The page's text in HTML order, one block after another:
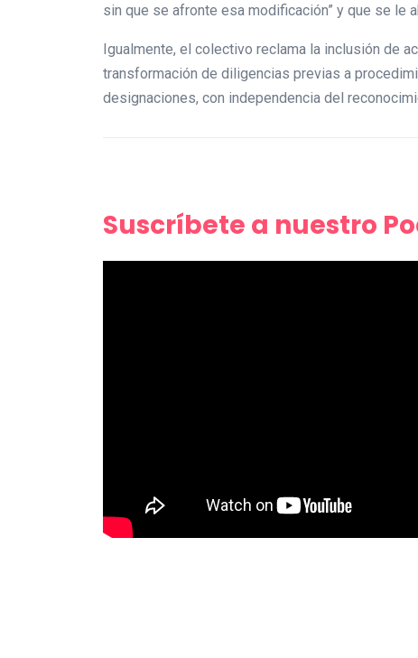
sin que se afronte esa modificación” y que se le
Igualmente, el colectivo reclama la inclusión de
transformación de diligencias previas a
designaciones, con independencia del
Suscríbete a nuestro